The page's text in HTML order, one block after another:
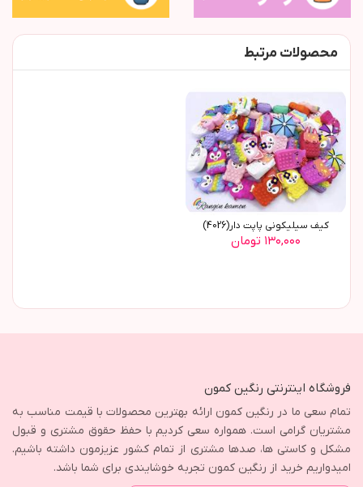
محصولات مرتبط
کیف سیلیکونی پاپت دار(4026)
۱۳۰,۰۰۰ تومان
فروشگاه اینترنتی رنگین کمون
تمام سعی ما در رنگین کمون ارائه بهترین محصولات با قیمت مناسب به
مشتریان گرامی است. همواره سعی کردیم با حفظ حقوق مشتری و قبول
مشکل و کاستی ها، صدها مشتری از تمام کشور عزیزمون داشته باشیم.
امیدواریم خرید از رنگین کمون تجربه خوشایندی برای شما باشد.